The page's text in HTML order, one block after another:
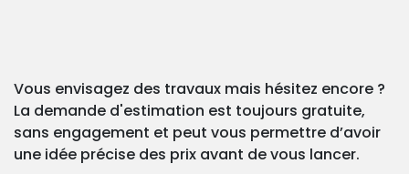
Vous envisagez des travaux mais hésitez encore ?
La demande d'estimation est toujours gratuite,
sans engagement et peut vous permettre d’avoir
une idée précise des prix avant de vous lancer.